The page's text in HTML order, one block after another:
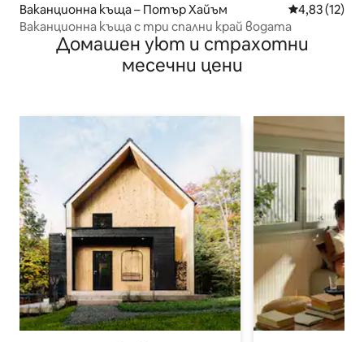
Ваканционна къща – Потър Хайъм Средна
4,83 (12)
Ваканционна къща с три спални край водата
Домашен уют и страхотни
месечни цени